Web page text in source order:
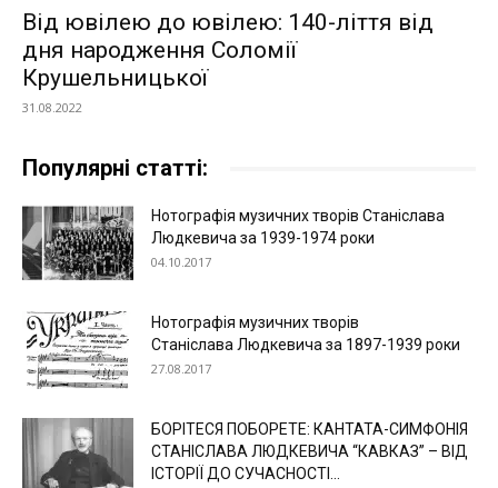
Від ювілею до ювілею: 140-ліття від
дня народження Соломії
Крушельницької
31.08.2022
Популярні статті:
Нотографія музичних творів Станіслава
Людкевича за 1939-1974 роки
04.10.2017
Нотографія музичних творів
Станіслава Людкевича за 1897-1939 роки
27.08.2017
БОРІТЕСЯ ПОБОРЕТЕ: КАНТАТА-СИМФОНІЯ
СТАНІСЛАВА ЛЮДКЕВИЧА “КАВКАЗ” – ВІД
ІСТОРІЇ ДО СУЧАСНОСТІ...